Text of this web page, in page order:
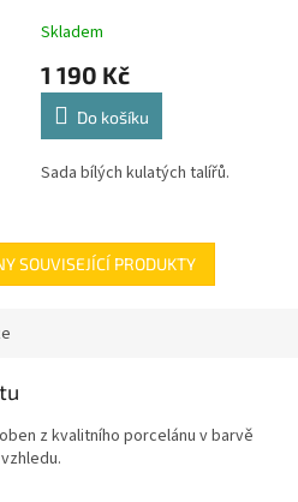
Skladem
1 190 Kč
Do košíku
Sada bílých kulatých talířů.
SOUVISEJÍCÍ PRODUKTY
z kvalitního porcelánu v barvě